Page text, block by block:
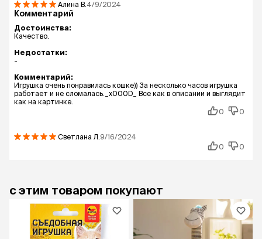
Алина В. 4/9/2024
Комментарий
Достоинства:
Качество.
Недостатки:
-
Комментарий:
Игрушка очень понравилась кошке)) За несколько часов игрушка
работает и не сломалась._x000D_ Все как в описании и выглядит
как на картинке.
0
0
Светлана Л. 9/16/2024
0
0
с этим товаром покупают